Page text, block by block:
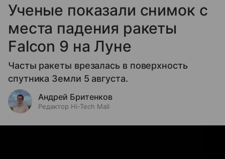
Ученые показали снимок с
места падения ракеты
Falcon 9 на Луне
Часты ракеты врезалась в поверхность
спутника Земли 5 августа.
Андрей Бритенков
Редактор Hi-Tech Mail